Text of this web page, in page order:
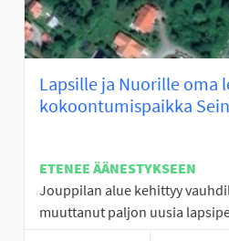
Lapsille ja Nuorille oma
kokoontumispaikka
ETENEE ÄÄNESTYKSEEN
Jouppilan alue kehittyy
muuttanut paljon uusia